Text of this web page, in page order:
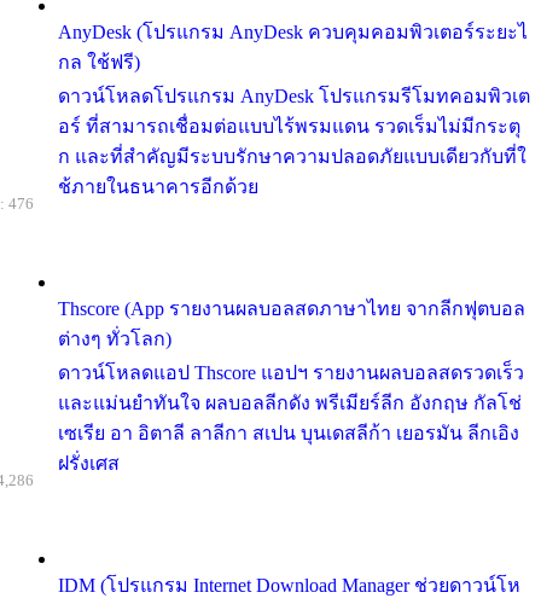
AnyDesk (โปรแกรม AnyDesk ควบคุมคอมพิวเตอร์ระยะไ
กล ใช้ฟรี)
ดาวน์โหลดโปรแกรม AnyDesk โปรแกรมรีโมทคอมพิวเต
อร์ ที่สามารถเชื่อมต่อแบบไร้พรมแดน รวดเร็มไม่มีกระตุ
ก และที่สำคัญมีระบบรักษาความปลอดภัยแบบเดียวกับที่ใ
ช้ภายในธนาคารอีกด้วย
Thscore (App รายงานผลบอลสดภาษาไทย จากลีกฟุตบอล
ต่างๆ ทั่วโลก)
ดาวน์โหลดแอป Thscore แอปฯ รายงานผลบอลสดรวดเร็ว
และแม่นยำทันใจ ผลบอลลีกดัง พรีเมียร์ลีก อังกฤษ กัลโช่
เซเรีย อา อิตาลี ลาลีกา สเปน บุนเดสลีก้า เยอรมัน ลีกเอิง
ฝรั่งเศส
476
IDM (โปรแกรม Internet Download Manager ช่วยดาวน์โห